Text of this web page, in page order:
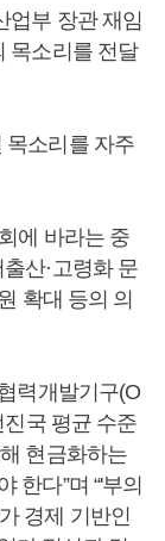
업부 장관 재임
목소리를 전달
목소리를 자주
에 바라는 중
산·고령화 문
확대 등의 의
력개발기구(O
국 평균 수준
현금화하는
한다”며 “'부의
경제 기반인